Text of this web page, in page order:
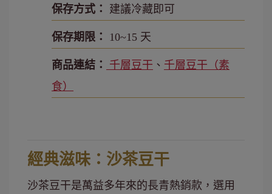
保存方式： 建議冷藏即可
保存期限： 10~15 天
商品連結： 千層豆干 、 千層豆干（素
食）
經典滋味：沙茶豆干
沙茶豆干是萬益多年來的長青熱銷款，選用